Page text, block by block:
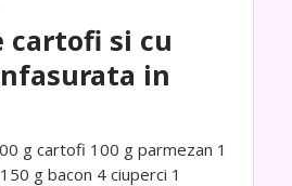
cartofi si cu
in
g cartofi 100 g parmezan 1
g bacon 4 ciuperci 1